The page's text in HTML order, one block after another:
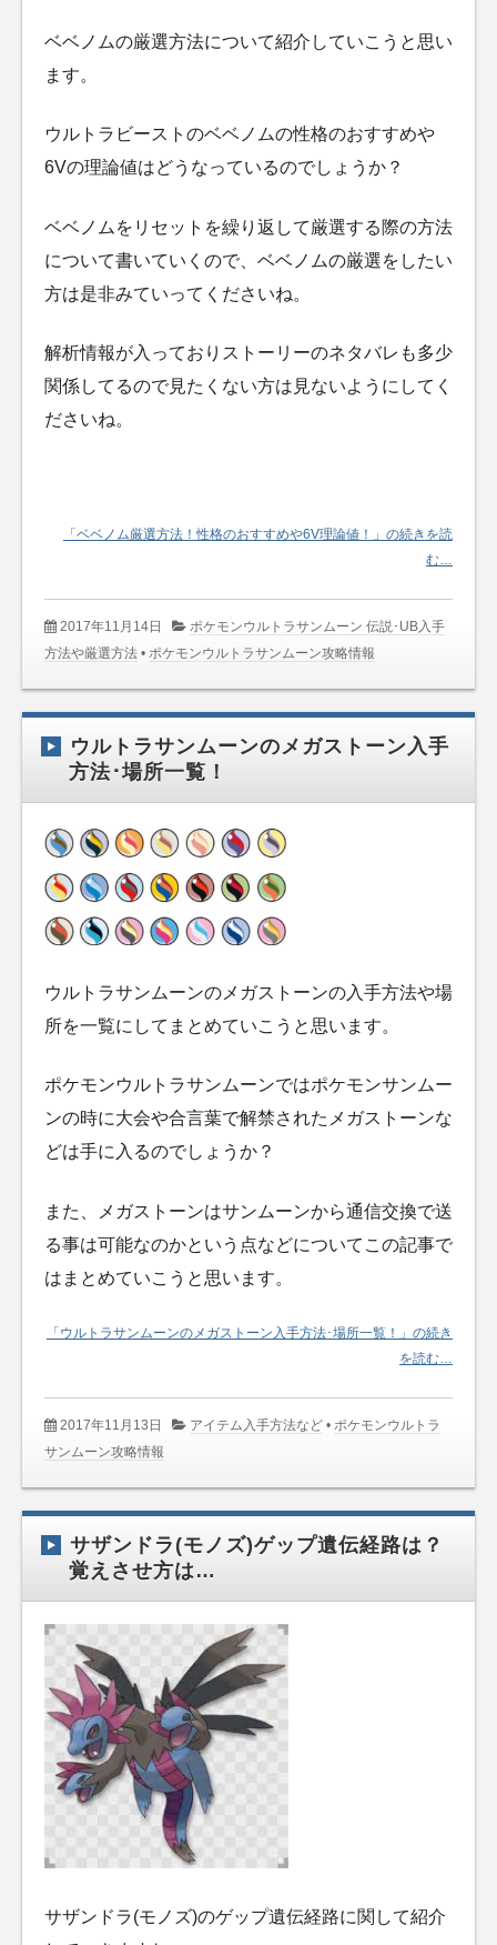
ベベノムの厳選方法について紹介していこうと思い
ます。
ウルトラビーストのベベノムの性格のおすすめや
6Vの理論値はどうなっているのでしょうか？
ベベノムをリセットを繰り返して厳選する際の方法
について書いていくので、ベベノムの厳選をしたい
方は是非みていってくださいね。
解析情報が入っておりストーリーのネタバレも多少
関係してるので見たくない方は見ないようにしてく
ださいね。
「ベベノム厳選方法！性格のおすすめや6V理論値！」の続きを読
む…
2017年11月14日
ポケモンウルトラサンムーン 伝説･UB入手
方法や厳選方法 • ポケモンウルトラサンムーン攻略情報
ウルトラサンムーンのメガストーン入手
方法･場所一覧！
ウルトラサンムーンのメガストーンの入手方法や場
所を一覧にしてまとめていこうと思います。
ポケモンウルトラサンムーンではポケモンサンムー
ンの時に大会や合言葉で解禁されたメガストーンな
どは手に入るのでしょうか？
また、メガストーンはサンムーンから通信交換で送
る事は可能なのかという点などについてこの記事で
はまとめていこうと思います。
「ウルトラサンムーンのメガストーン入手方法･場所一覧！」の続き
を読む…
2017年11月13日 アイテム入手方法など •ポケモンウルトラ
サンムーン攻略情報
サザンドラ(モノズ)ゲップ遺伝経路は？
覚えさせ方は…
サザンドラ(モノズ)のゲップ遺伝経路に関して紹介